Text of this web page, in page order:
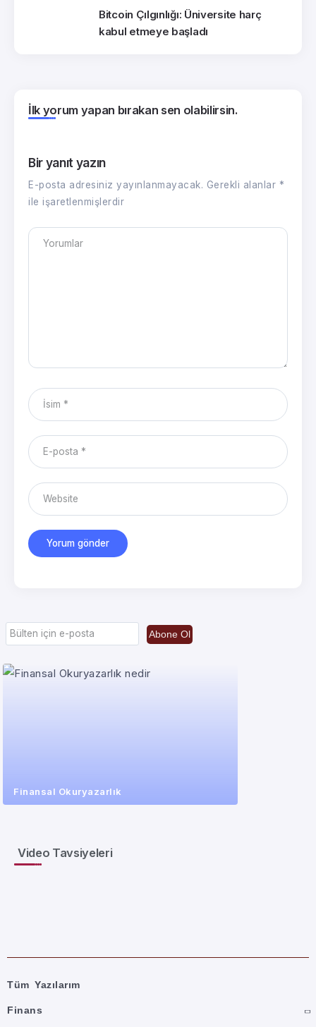
Bitcoin Çılgınlığı: Üniversite harç
kabul etmeye başladı
İlk yorum yapan bırakan sen olabilirsin.
Bir yanıt yazın
E-posta adresiniz yayınlanmayacak. Gerekli alanlar *
ile işaretlenmişlerdir
Abone Ol
Finansal Okuryazarlık
Video Tavsiyeleri
Tüm Yazılarım
Finans